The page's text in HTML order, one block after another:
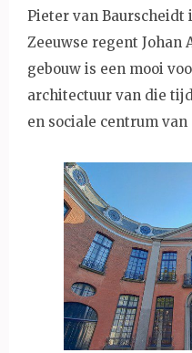
Pieter van Baurscheidt
Zeeuwse regent Johan
gebouw is een mooi
architectuur van die
en sociale centrum van